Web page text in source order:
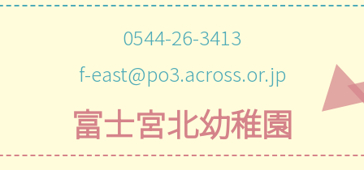
0544-26-3413
f-east@po3.across.or.jp
富士宮北幼稚園